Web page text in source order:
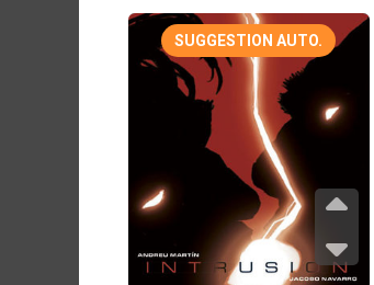
SUGGESTION AUTO.